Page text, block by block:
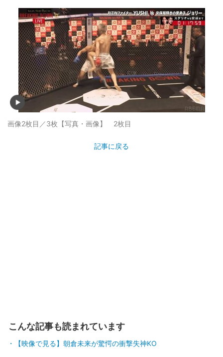
画像2枚目／3枚 【写真・画像】 2枚目
記事に戻る
こんな記事も読まれています
【映像で見る】朝倉未来が驚愕の衝撃失神KO